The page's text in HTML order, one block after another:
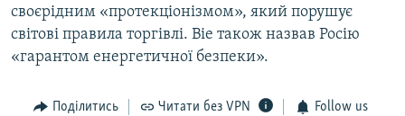
своєрідним «протекціонізмом», який порушує
світові правила торгівлі. Віе також назвав Росію
«гарантом енергетичної безпеки».
Поділитись Читати без VPN Follow us